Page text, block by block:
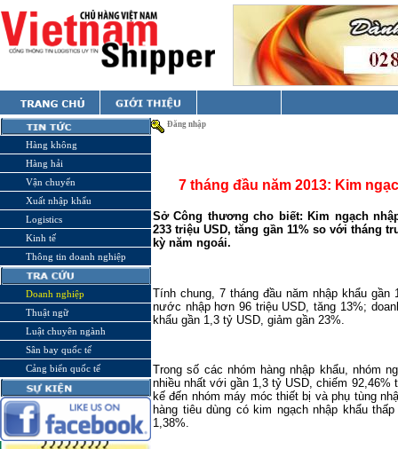
Hàng không
Hàng hải
Vận chuyển
Xuất nhập khẩu
Logistics
Kinh tế
Thông tin doanh nghiệp
Doanh nghiệp
Thuật ngữ
Luật chuyên ngành
Sân bay quốc tế
Cảng biển quốc tế
Đăng nhập
7 tháng đầu năm 2013: Kim
Sở Công thương cho biết: Kim ngạch
233 triệu USD, tăng gần 11% so với tháng
kỳ năm ngoái.
Tính chung, 7 tháng đầu năm nhập khẩu gần
nước nhập hơn 96 triệu USD, tăng 13%;
khẩu gần 1,3 tỷ USD, giảm gần 23%.
Trong số các nhóm hàng nhập khẩu, nhóm
nhiều nhất với gần 1,3 tỷ USD, chiếm 92,46%
kế đến nhóm máy móc thiết bị và phụ tùng
hàng tiêu dùng có kim ngạch nhập khẩu
1,38%.